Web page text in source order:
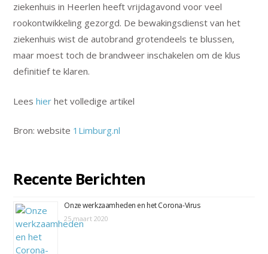
ziekenhuis in Heerlen heeft vrijdagavond voor veel
rookontwikkeling gezorgd. De bewakingsdienst van het
ziekenhuis wist de autobrand grotendeels te blussen,
maar moest toch de brandweer inschakelen om de klus
definitief te klaren.
Leeshier het volledige artikel
Bron: website 1Limburg.nl
Recente Berichten
Onze werkzaamheden en het Corona-Virus
25 maart 2020